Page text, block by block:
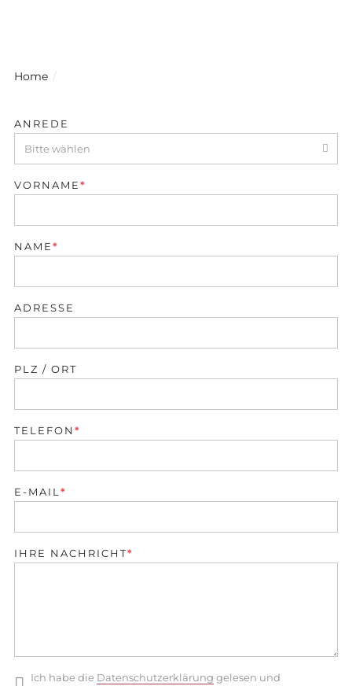
Home
ANREDE
Bitte wählen
VORNAME*
NAME*
ADRESSE
PLZ / ORT
TELEFON *
E-MAIL *
IHRE NACHRICHT*
Ich habe die Datenschutzerklärung gelesen und